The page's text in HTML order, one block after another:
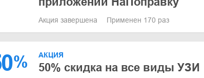
Акция завершена Применен 170 раз
% АКЦИЯ
50% скидка на все виды УЗИ